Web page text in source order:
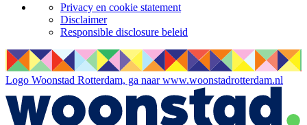
Privacy en cookie statement
Disclaimer
Responsible disclosure beleid
Logo Woonstad Rotterdam, ga naar www.woonstadrotterdam.nl